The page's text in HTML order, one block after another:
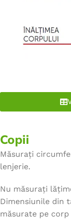
Copii
Măsurați
lenjerie.
Nu măsurați
Dimensiunile din
măsurate pe